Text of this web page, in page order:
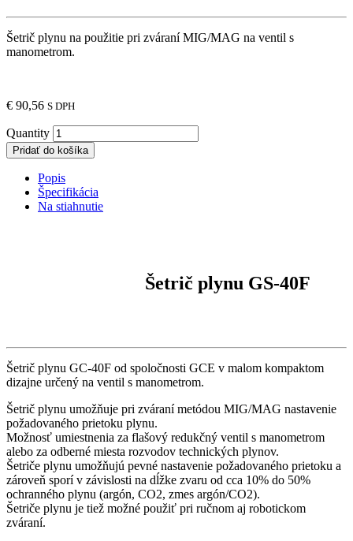
Šetrič plynu na použitie pri zváraní MIG/MAG na ventil s
manometrom.
€ 90,56 S DPH
Quantity
Pridať do košíka
Popis
Špecifikácia
Na stiahnutie
Šetrič plynu GS-40F
Šetrič plynu GC-40F od spoločnosti GCE v malom kompaktom
dizajne určený na ventil s manometrom.
Šetrič plynu umožňuje pri zváraní metódou MIG/MAG nastavenie
požadovaného prietoku plynu.
Možnosť umiestnenia za flašový redukčný ventil s manometrom
alebo za odberné miesta rozvodov technických plynov.
Šetriče plynu umožňujú pevné nastavenie požadovaného prietoku a
zároveň sporí v závislosti na dĺžke zvaru od cca 10% do 50%
ochranného plynu (argón, CO2, zmes argón/CO2).
Šetriče plynu je tiež možné použiť pri ručnom aj robotickom
zváraní.